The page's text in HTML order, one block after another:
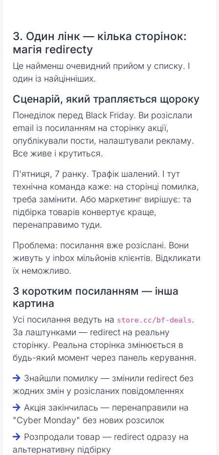
3. Один лінк — кілька сторінок:
магія redirectу
Це найменш очевидний прийом у списку. І
один із найцінніших.
Сценарій, який трапляється щороку
Понеділок перед Black Friday. Ви розіслали
email із посиланням на сторінку акції,
опублікували пости, налаштували рекламу.
Все живе і крутиться.
П'ятниця, 7 ранку. Трафік шалений. І тут
технічна команда каже: на сторінці помилка,
треба замінити. Або маркетинг вирішує: та
підбірка товарів конвертує краще,
перенаправимо туди.
Проблема: посилання вже розіслані. Вони
живуть у inbox мільйонів клієнтів. Відкликати
їх неможливо.
З коротким посиланням — інша
картина
Усі посилання ведуть на store.cc/bf-deals.
За лаштунками — redirect на реальну
сторінку. Реальна сторінка змінюється в
будь-який момент через панель керування.
Знайшли помилку — змінили redirect без
жодних змін у розісланих повідомленнях
Акція закінчилась — перенаправили на
"Cyber Monday" без нових розсилок
Розпродали товар — redirect одразу на
альтернативну підбірку